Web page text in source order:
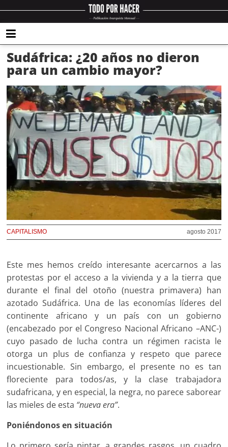
Sudáfrica: ¿20 años no dieron
para un cambio mayor?
agosto 2017
CAPITALISMO
Este mes hemos creído interesante acercarnos a las
protestas por el acceso a la vivienda y a la tierra que
durante el final del otoño (nuestra primavera) han
azotado Sudáfrica. Una de las economías líderes del
continente africano y un país con un gobierno
(encabezado por el Congreso Nacional Africano –ANC-)
cuyo pasado de lucha contra un régimen racista le
otorga un plus de confianza y respeto que parece
incuestionable. Sin embargo, el presente no es tan
floreciente para todos/as, y la clase trabajadora
sudafricana, y en especial, la negra, no parece saborear
las mieles de esta “nueva era”.
Poniéndonos en situación